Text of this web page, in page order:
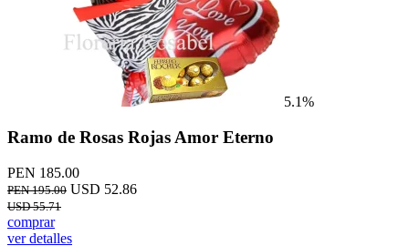
5.1%
Ramo de Rosas Rojas Amor Eterno
PEN 185.00
PEN 195.00 USD 52.86
USD 55.71
comprar
ver detalles